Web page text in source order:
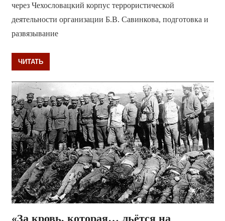
через Чехословацкий корпус террористической
деятельности организации Б.В. Савинкова, подготовка и
развязывание
ЧИТАТЬ
«За кровь, которая… льётся на